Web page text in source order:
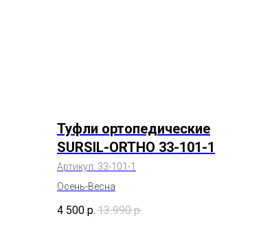
Туфли ортопедические
SURSIL-ORTHO 33-101-1
Артикул: 33-101-1
Осень-Весна
4 500 р. 13 990 р.